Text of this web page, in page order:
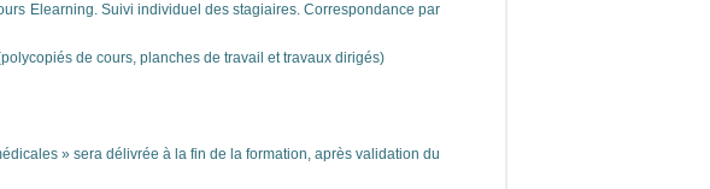
Elearning. Suivi individuel des stagiaires. Correspondance par
de cours, planches de travail et travaux dirigés)
» sera délivrée à la fin de la formation, après validation du